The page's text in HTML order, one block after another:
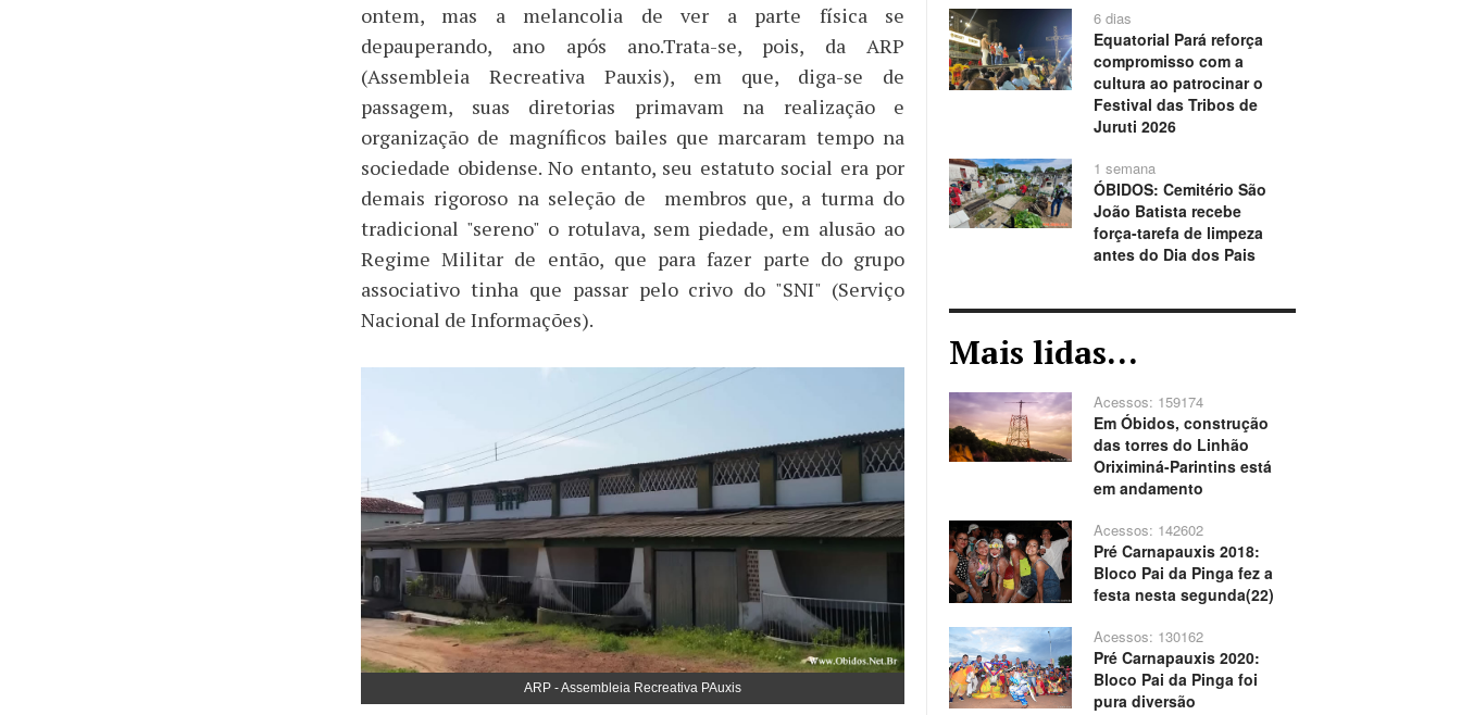
ontem, mas a melancolia de ver a parte física se
depauperando, ano após ano.Trata-se, pois, da ARP
(Assembleia Recreativa Pauxis), em que, diga-se de
passagem, suas diretorias primavam na realização e
organização de magníficos bailes que marcaram tempo na
sociedade obidense. No entanto, seu estatuto social era por
demais rigoroso na seleção de membros que, a turma do
tradicional "sereno" o rotulava, sem piedade, em alusão ao
Regime Militar de então, que para fazer parte do grupo
associativo tinha que passar pelo crivo do "SNI" (Serviço
Nacional de Informações).
ARP - Assembleia Recreativa PAuxis
6 dias
Equatorial Pará reforça
compromisso com a
cultura ao patrocinar o
Festival das Tribos de
Juruti 2026
1 semana
ÓBIDOS: Cemitério São
João Batista recebe
força-tarefa de limpeza
antes do Dia dos Pais
Mais lidas...
Acessos: 159174
Em Óbidos, construção
das torres do Linhão
Oriximiná-Parintins está
em andamento
Acessos: 142602
Pré Carnapauxis 2018:
Bloco Pai da Pinga fez a
festa nesta segunda(22)
Acessos: 130162
Pré Carnapauxis 2020:
Bloco Pai da Pinga foi
pura diversão